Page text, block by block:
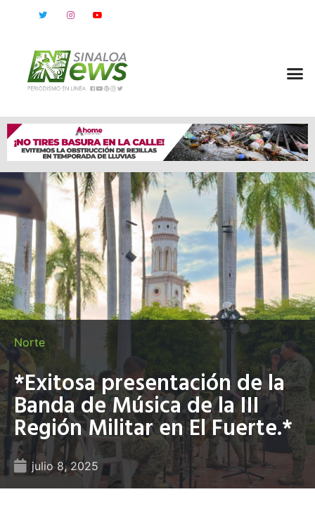
Norte
*Exitosa presentación de la
Banda de Música de la III
Región Militar en El Fuerte.*
julio 8, 2025